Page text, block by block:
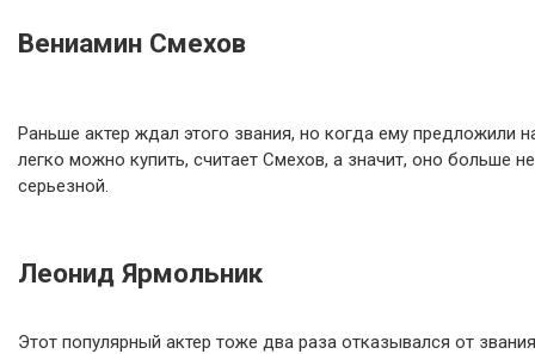
Вениамин Смехов
Раньше актер ждал этого звания, но когда ему предложили
легко можно купить, считает Смехов, а значит, оно больше
серьезной.
Леонид Ярмольник
Этот популярный актер тоже два раза отказывался от